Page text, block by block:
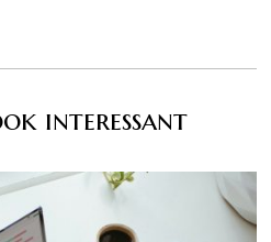
interessant